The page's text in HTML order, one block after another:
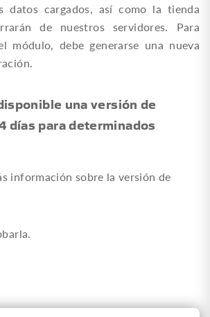
datos cargados, así como la tienda
de nuestros servidores. Para
módulo, debe generarse una nueva
una versión de
días para determinados
información sobre la versión de